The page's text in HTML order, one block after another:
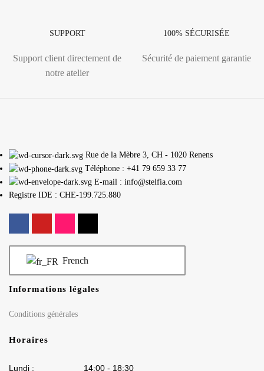
SUPPORT
Support client directement de
notre atelier
100% SÉCURISÉE
Sécurité de paiement garantie
Rue de la Mèbre 3, CH - 1020 Renens
Téléphone : +41 79 659 33 77
E-mail : info@stelfia.com
Registre IDE : CHE-199.725.880
French
Informations légales
Conditions générales
Horaires
Lundi : 14:00 - 18:30